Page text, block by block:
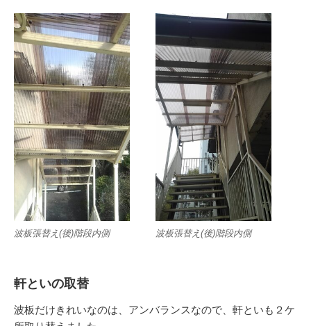
波板張替え(後)階段内側 波板張替え(後)階段内側
軒といの取替
波板だけきれいなのは、アンバランスなので、軒といも２ケ